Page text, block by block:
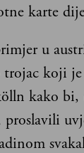
karte
u
koji je
kako bi,